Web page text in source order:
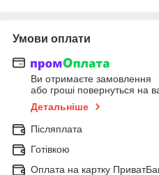
Умови оплати
Ви отримаєте замовлення
або гроші повернуться на
Детальніше
Післяплата
Готівкою
Оплата на картку